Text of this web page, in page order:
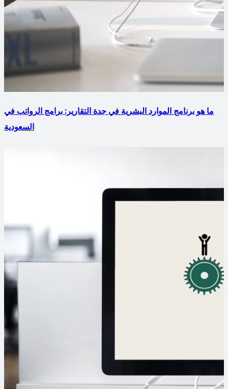
ما هو برنامج الموارد البشرية في جدة التقارير: برامج الرواتب في
السعودية